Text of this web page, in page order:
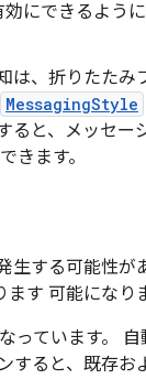
にできるよう
は、折りたたみ
MessagingStyle
ると、メッセー
きます。
生する可能性が
す 可能になりま
っています。 自
すると、既存お